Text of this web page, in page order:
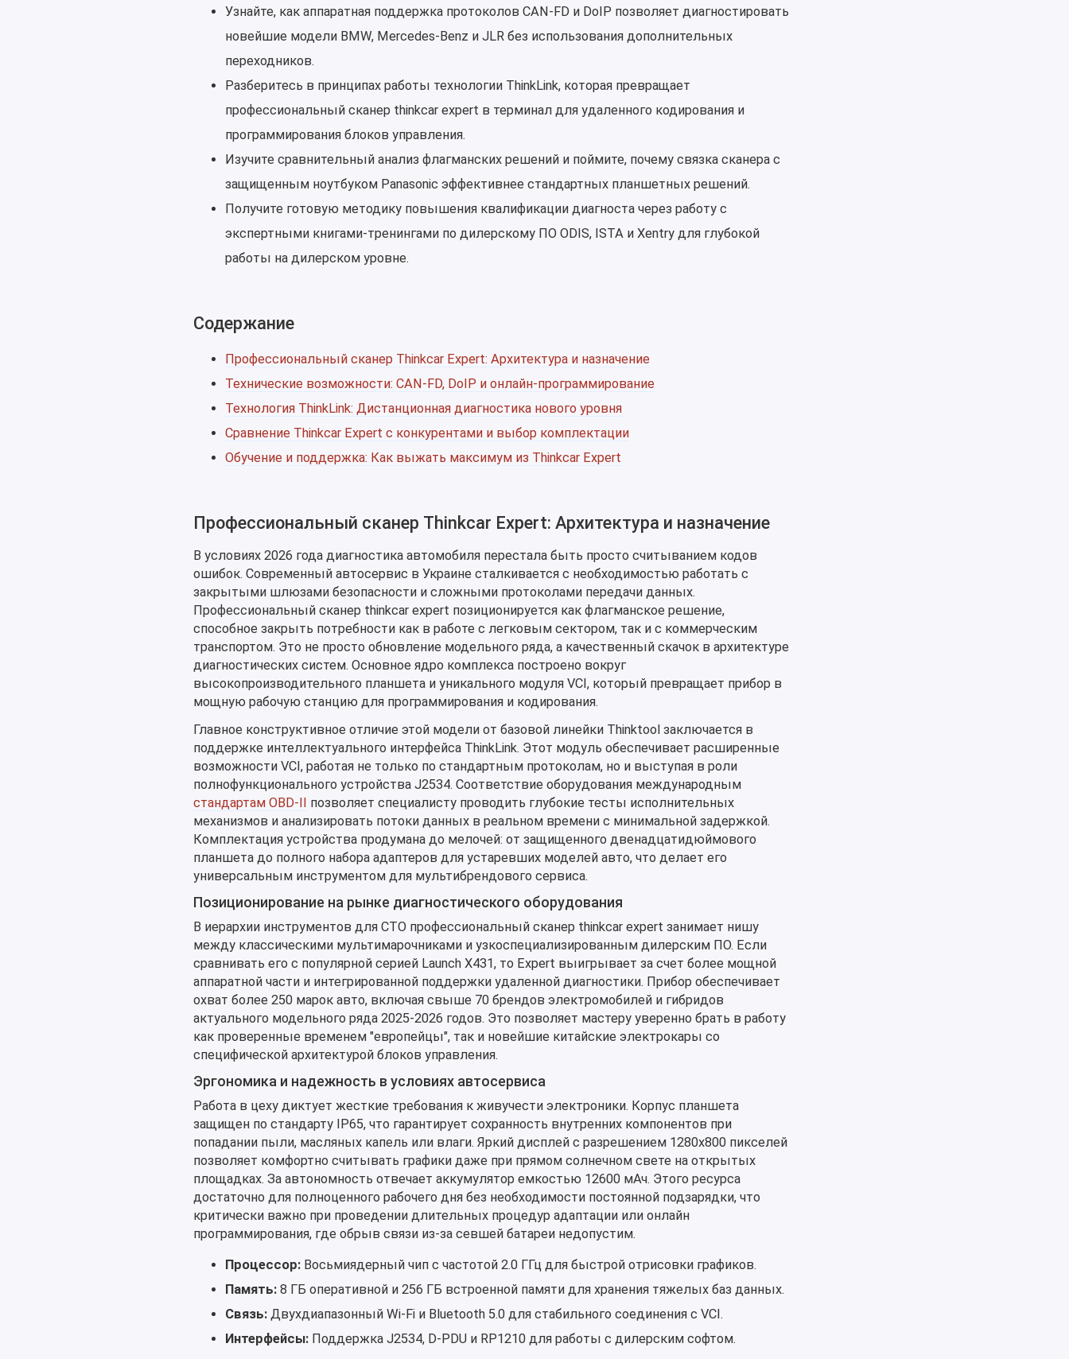
Узнайте, как аппаратная поддержка протоколов CAN-FD и DoIP позволяет диагностировать
новейшие модели BMW, Mercedes-Benz и JLR без использования дополнительных
переходников.
Разберитесь в принципах работы технологии ThinkLink, которая превращает
профессиональный сканер thinkcar expert в терминал для удаленного кодирования и
программирования блоков управления.
Изучите сравнительный анализ флагманских решений и поймите, почему связка сканера с
защищенным ноутбуком Panasonic эффективнее стандартных планшетных решений.
Получите готовую методику повышения квалификации диагноста через работу с
экспертными книгами-тренингами по дилерскому ПО ODIS, ISTA и Xentry для глубокой
работы на дилерском уровне.
Содержание
Профессиональный сканер Thinkcar Expert: Архитектура и назначение
Технические возможности: CAN-FD, DoIP и онлайн-программирование
Технология ThinkLink: Дистанционная диагностика нового уровня
Сравнение Thinkcar Expert с конкурентами и выбор комплектации
Обучение и поддержка: Как выжать максимум из Thinkcar Expert
Профессиональный сканер Thinkcar Expert: Архитектура и назначение
В условиях 2026 года диагностика автомобиля перестала быть просто считыванием кодов
ошибок. Современный автосервис в Украине сталкивается с необходимостью работать с
закрытыми шлюзами безопасности и сложными протоколами передачи данных.
Профессиональный сканер thinkcar expert позиционируется как флагманское решение,
способное закрыть потребности как в работе с легковым сектором, так и с коммерческим
транспортом. Это не просто обновление модельного ряда, а качественный скачок в архитектуре
диагностических систем. Основное ядро комплекса построено вокруг
высокопроизводительного планшета и уникального модуля VCI, который превращает прибор в
мощную рабочую станцию для программирования и кодирования.
Главное конструктивное отличие этой модели от базовой линейки Thinktool заключается в
поддержке интеллектуального интерфейса ThinkLink. Этот модуль обеспечивает расширенные
возможности VCI, работая не только по стандартным протоколам, но и выступая в роли
полнофункционального устройства J2534. Соответствие оборудования международным
стандартам OBD-II
позволяет специалисту проводить глубокие тесты исполнительных
механизмов и анализировать потоки данных в реальном времени с минимальной задержкой.
Комплектация устройства продумана до мелочей: от защищенного двенадцатидюймового
планшета до полного набора адаптеров для устаревших моделей авто, что делает его
универсальным инструментом для мультибрендового сервиса.
Позиционирование на рынке диагностического оборудования
В иерархии инструментов для СТО профессиональный сканер thinkcar expert занимает нишу
между классическими мультимарочниками и узкоспециализированным дилерским ПО. Если
сравнивать его с популярной серией Launch X431, то Expert выигрывает за счет более мощной
аппаратной части и интегрированной поддержки удаленной диагностики. Прибор обеспечивает
охват более 250 марок авто, включая свыше 70 брендов электромобилей и гибридов
актуального модельного ряда 2025-2026 годов. Это позволяет мастеру уверенно брать в работу
как проверенные временем "европейцы", так и новейшие китайские электрокары со
специфической архитектурой блоков управления.
Эргономика и надежность в условиях автосервиса
Работа в цеху диктует жесткие требования к живучести электроники. Корпус планшета
защищен по стандарту IP65, что гарантирует сохранность внутренних компонентов при
попадании пыли, масляных капель или влаги. Яркий дисплей с разрешением 1280x800 пикселей
позволяет комфортно считывать графики даже при прямом солнечном свете на открытых
площадках. За автономность отвечает аккумулятор емкостью 12600 мАч. Этого ресурса
достаточно для полноценного рабочего дня без необходимости постоянной подзарядки, что
критически важно при проведении длительных процедур адаптации или онлайн
программирования, где обрыв связи из-за севшей батареи недопустим.
Процессор:Восьмиядерный чип с частотой 2.0 ГГц для быстрой отрисовки графиков.
Память:8 ГБ оперативной и 256 ГБ встроенной памяти для хранения тяжелых баз данных.
Связь:Двухдиапазонный Wi-Fi и Bluetooth 5.0 для стабильного соединения с VCI.
Интерфейсы:Поддержка J2534, D-PDU и RP1210 для работы с дилерским софтом.